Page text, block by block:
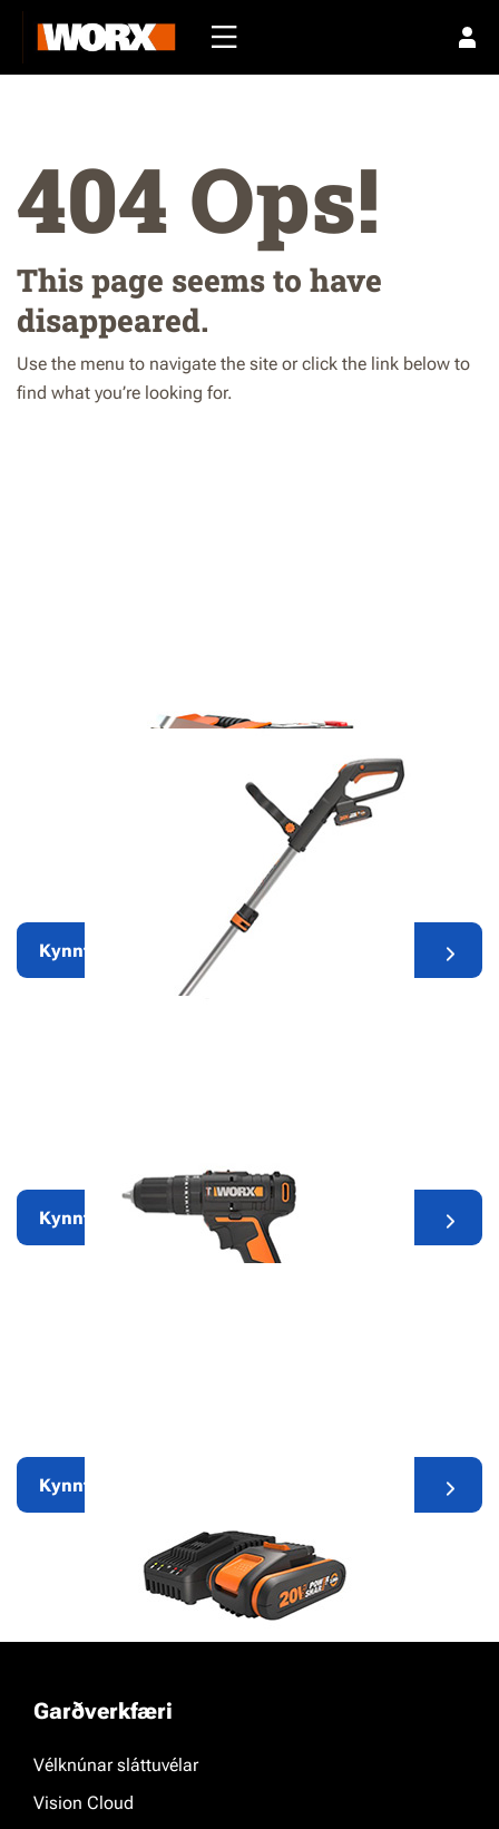
404 Ops!
This page seems to have
disappeared.
Use the menu to navigate the site or click the link below to
find what you’re looking for.
Robotic Lawn Mowers
Kynntu þér nánar
Kynntu þér nánar
Kynntu þér nánar
Kynntu þér nánar
Garðverkfæri
Vélknúnar sláttuvélar
Vision Cloud